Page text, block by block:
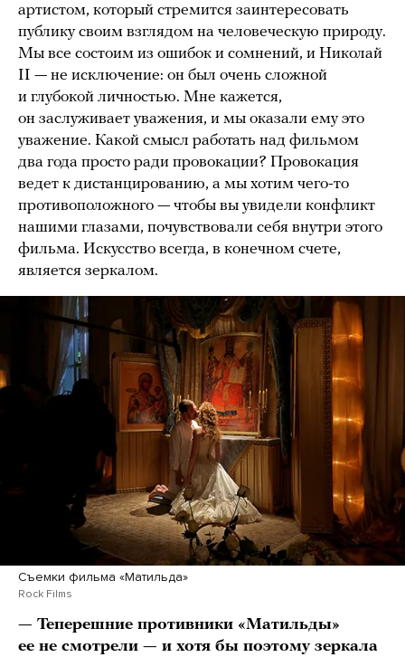
артистом, который стремится заинтересовать
публику своим взглядом на человеческую природу.
Мы все состоим из ошибок и сомнений, и Николай
II — не исключение: он был очень сложной
и глубокой личностью. Мне кажется,
он заслуживает уважения, и мы оказали ему это
уважение. Какой смысл работать над фильмом
два года просто ради провокации? Провокация
ведет к дистанцированию, а мы хотим чего-то
противоположного — чтобы вы увидели конфликт
нашими глазами, почувствовали себя внутри этого
фильма. Искусство всегда, в конечном счете,
является зеркалом.
Cъемки фильма «Матильда»
Rock Films
— Теперешние противники «Матильды»
ее не смотрели — и хотя бы поэтому зеркала